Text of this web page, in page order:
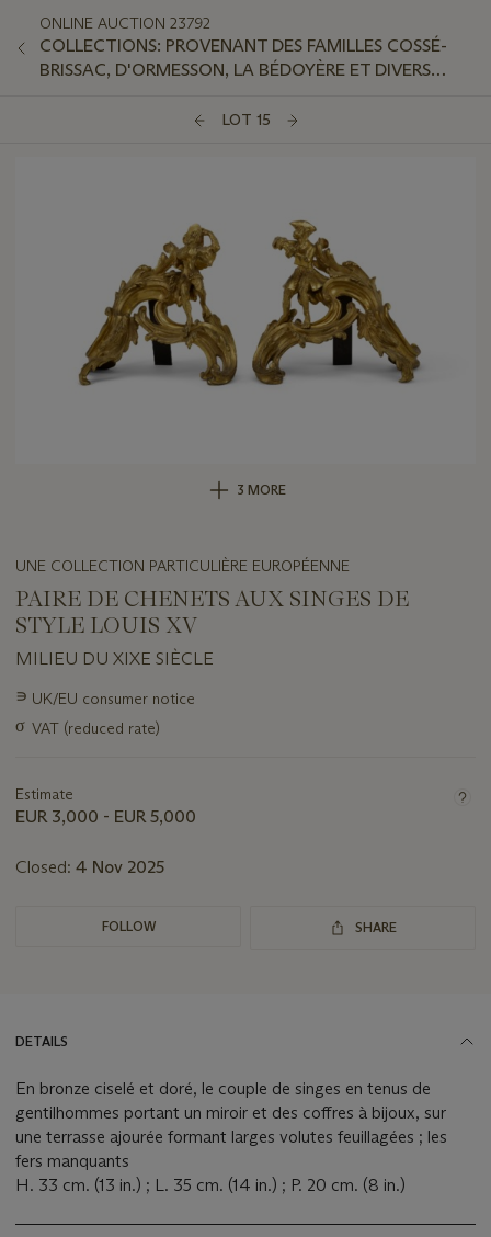
ONLINE AUCTION 23792
COLLECTIONS: PROVENANT DES FAMILLES COSSÉ-
BRISSAC, D'ORMESSON, LA BÉDOYÈRE ET DIVERS
LOT 15
3 MORE
UNE COLLECTION PARTICULIÈRE EUROPÉENNE
PAIRE DE CHENETS AUX SINGES DE
STYLE LOUIS XV
MILIEU DU XIXE SIÈCLE
Important
about
∍ UK/EU consumer notice
σ VAT (reduced rate)
Estimate
EUR 3,000 - EUR 5,000
Closed: 4 Nov 2025
FOLLOW SHARE
DETAILS
En bronze ciselé et doré, le couple de singes en tenus de
gentilhommes portant un miroir et des coffres à bijoux, sur
une terrasse ajourée formant larges volutes feuillagées ; les
fers manquants
H. 33 cm. (13 in.) ; L. 35 cm. (14 in.) ; P. 20 cm. (8 in.)